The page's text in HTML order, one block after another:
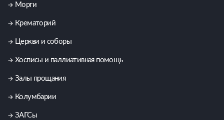
Морги
Крематорий
Церкви и соборы
Хосписы и паллиативная помощь
Залы прощания
Колумбарии
ЗАГСы